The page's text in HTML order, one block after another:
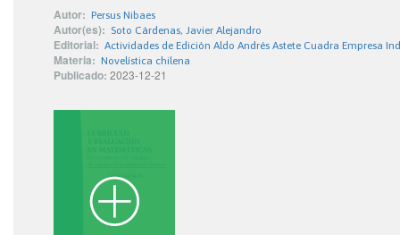
Autor: Persus Nibaes
Autor(es): Soto Cárdenas, Javier Alejandro
Editorial: Actividades de Edición Aldo Andrés Astete Cuadra Empresa
Materia: Novelística chilena
Publicado: 2023-12-21